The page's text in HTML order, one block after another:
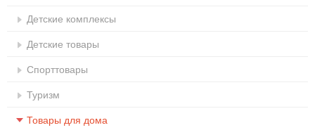
Детские комплексы
Детские товары
Спорттовары
Туризм
Товары для дома